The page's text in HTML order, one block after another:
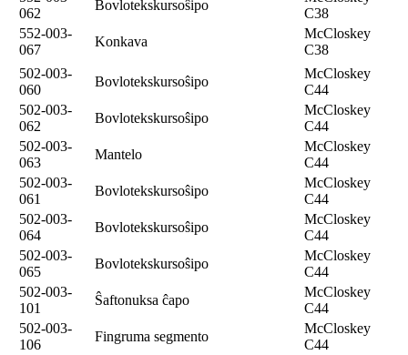
062
Bovlotekskursoŝipo
C38
552-003-
067
Konkava
McCloskey
C38
502-003-
060
Bovlotekskursoŝipo
McCloskey
C44
502-003-
062
Bovlotekskursoŝipo
McCloskey
C44
502-003-
063
Mantelo
McCloskey
C44
502-003-
061
Bovlotekskursoŝipo
McCloskey
C44
502-003-
064
Bovlotekskursoŝipo
McCloskey
C44
502-003-
065
Bovlotekskursoŝipo
McCloskey
C44
502-003-
101
Ŝaftonuksa ĉapo
McCloskey
C44
502-003-
106
Fingruma segmento
McCloskey
C44